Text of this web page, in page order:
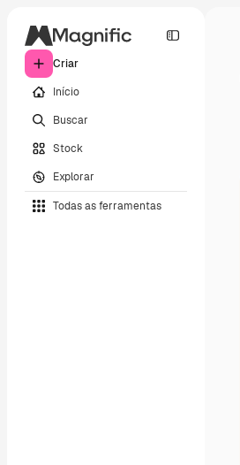
Criar
Início
Buscar
Stock
Explorar
Todas as ferramentas